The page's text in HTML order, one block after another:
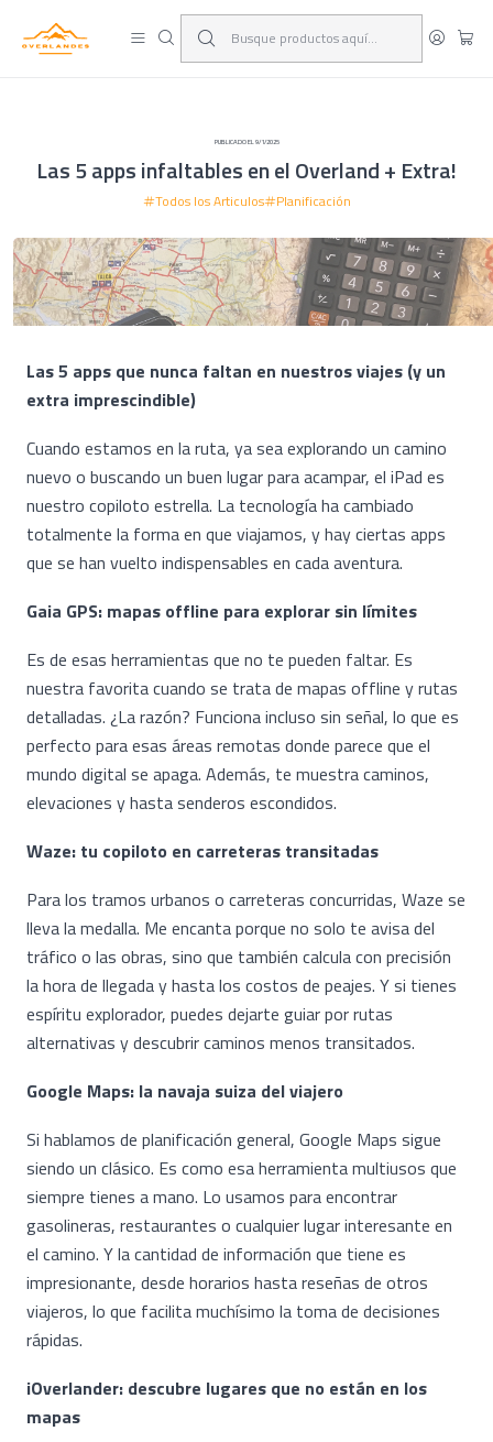
¡Viaja y deja las excusas!
PUBLICADO EL 9/1/2025
Las 5 apps infaltables en el Overland + Extra!
Todos los Articulos Planificación
Las 5 apps que nunca faltan en nuestros viajes (y un
extra imprescindible)
Cuando estamos en la ruta, ya sea explorando un camino
nuevo o buscando un buen lugar para acampar, el iPad es
nuestro copiloto estrella. La tecnología ha cambiado
totalmente la forma en que viajamos, y hay ciertas apps
que se han vuelto indispensables en cada aventura.
Gaia GPS: mapas offline para explorar sin límites
Es de esas herramientas que no te pueden faltar. Es
nuestra favorita cuando se trata de mapas offline y rutas
detalladas. ¿La razón? Funciona incluso sin señal, lo que es
perfecto para esas áreas remotas donde parece que el
mundo digital se apaga. Además, te muestra caminos,
elevaciones y hasta senderos escondidos.
Waze: tu copiloto en carreteras transitadas
Para los tramos urbanos o carreteras concurridas, Waze se
lleva la medalla. Me encanta porque no solo te avisa del
tráfico o las obras, sino que también calcula con precisión
la hora de llegada y hasta los costos de peajes. Y si tienes
espíritu explorador, puedes dejarte guiar por rutas
alternativas y descubrir caminos menos transitados.
Google Maps: la navaja suiza del viajero
Si hablamos de planificación general, Google Maps sigue
siendo un clásico. Es como esa herramienta multiusos que
siempre tienes a mano. Lo usamos para encontrar
gasolineras, restaurantes o cualquier lugar interesante en
el camino. Y la cantidad de información que tiene es
impresionante, desde horarios hasta reseñas de otros
viajeros, lo que facilita muchísimo la toma de decisiones
rápidas.
iOverlander: descubre lugares que no están en los
mapas